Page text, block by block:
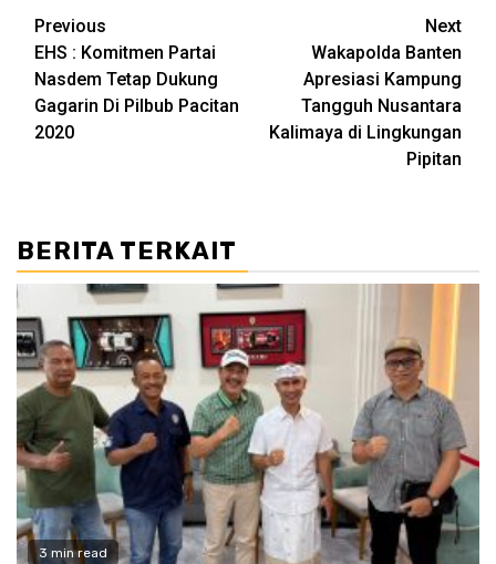
Post
navigation
Previous
EHS : Komitmen Partai
Nasdem Tetap Dukung
Gagarin Di Pilbub Pacitan
2020
Next
Wakapolda Banten
Apresiasi Kampung
Tangguh Nusantara
Kalimaya di Lingkungan
Pipitan
BERITA TERKAIT
3 min read